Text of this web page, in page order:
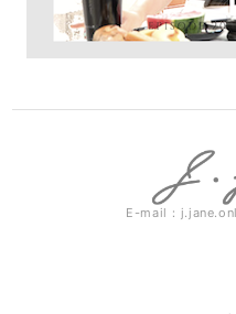
E-mail：